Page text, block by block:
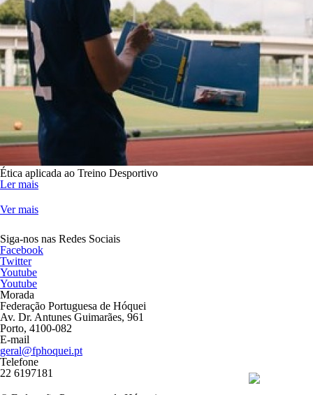
Ética aplicada ao Treino Desportivo
Ler mais
Ver mais
Siga-nos nas Redes Sociais
Facebook
Twitter
Youtube
Youtube
Morada
Federação Portuguesa de Hóquei
Av. Dr. Antunes Guimarães, 961
Porto, 4100-082
E-mail
geral@fphoquei.pt
Telefone
22 6197181